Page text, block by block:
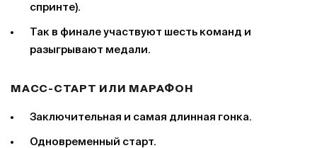
спринте).
Так в финале участвуют шесть команд и
разыгрывают медали.
МАСС-СТАРТ ИЛИ МАРАФОН
Заключительная и самая длинная гонка.
Одновременный старт.